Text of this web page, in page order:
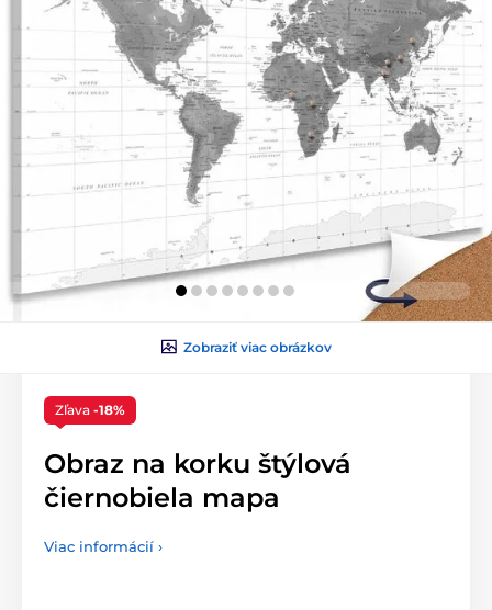
Zobraziť viac obrázkov
Zľava -18%
Obraz na korku štýlová
čiernobiela mapa
Viac informácií ›